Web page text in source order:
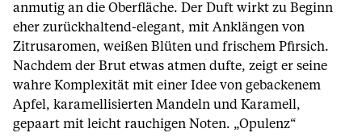
anmutig an die Oberfläche. Der Duft wirkt zu Beginn
eher zurückhaltend-elegant, mit Anklängen von
Zitrusaromen, weißen Blüten und frischem Pfirsich.
Nachdem der Brut etwas atmen dufte, zeigt er seine
wahre Komplexität mit einer Idee von gebackenem
Apfel, karamellisierten Mandeln und Karamell,
gepaart mit leicht rauchigen Noten. „Opulenz“